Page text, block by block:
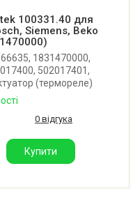
100331.40 для
Siemens, Beko
1831470000,
502017401,
(термореле)
посудомийної.
0 відгука
Купити